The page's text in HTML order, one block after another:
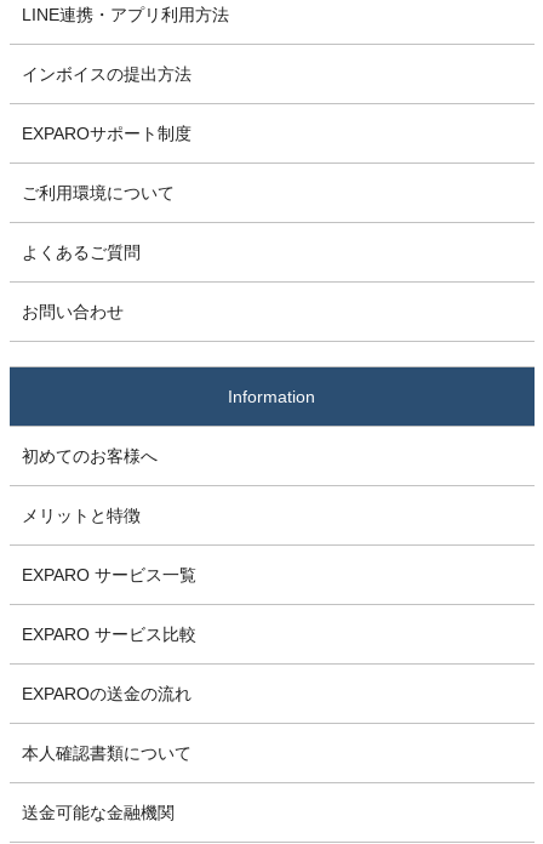
LINE連携・アプリ利用方法
インボイスの提出方法
EXPAROサポート制度
ご利用環境について
よくあるご質問
お問い合わせ
Information
初めてのお客様へ
メリットと特徴
EXPARO サービス一覧
EXPARO サービス比較
EXPAROの送金の流れ
本人確認書類について
送金可能な金融機関